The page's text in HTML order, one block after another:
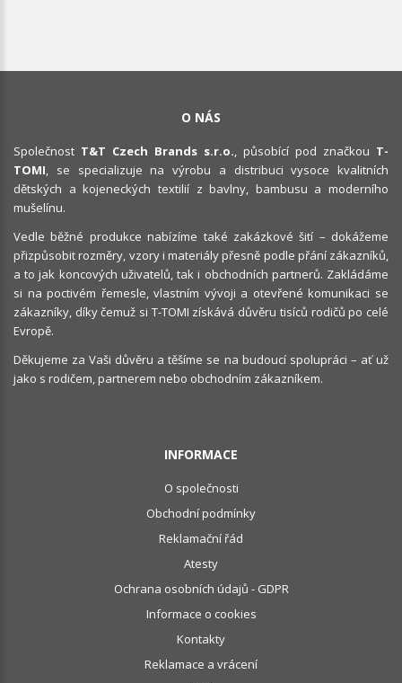
O NÁS
Společnost T&T Czech Brands s.r.o., působící pod značkou T-
TOMI, se specializuje na výrobu a distribuci vysoce kvalitních
dětských a kojeneckých textilií z bavlny, bambusu a moderního
mušelínu.
Vedle běžné produkce nabízíme také zakázkové šití – dokážeme
přizpůsobit rozměry, vzory i materiály přesně podle přání zákazníků,
a to jak koncových uživatelů, tak i obchodních partnerů. Zakládáme
si na poctivém řemesle, vlastním vývoji a otevřené komunikaci se
zákazníky, díky čemuž si T-TOMI získává důvěru tisíců rodičů po celé
Evropě.
Děkujeme za Vaši důvěru a těšíme se na budoucí spolupráci – ať už
jako s rodičem, partnerem nebo obchodním zákazníkem.
INFORMACE
O společnosti
Obchodní podmínky
Reklamační řád
Atesty
Ochrana osobních údajů - GDPR
Informace o cookies
Kontakty
Reklamace a vrácení